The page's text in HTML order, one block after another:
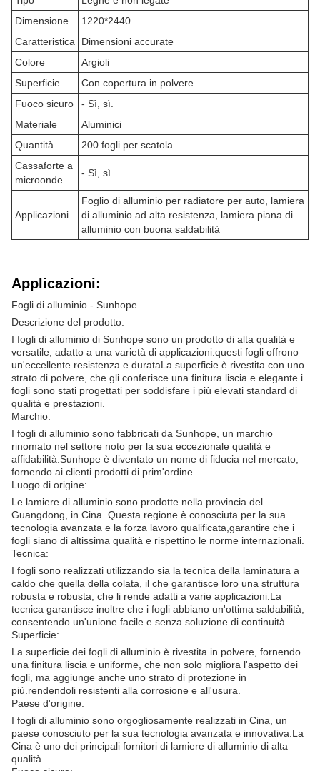
Dimensione
1220*2440
Caratteristica
Dimensioni accurate
Colore
Argioli
Superficie
Con copertura in polvere
Fuoco sicuro
- Sì, sì.
Materiale
Aluminici
Quantità
200 fogli per scatola
Cassaforte a
microonde
- Sì, sì.
Applicazioni
Foglio di alluminio per radiatore per auto, lamiera
di alluminio ad alta resistenza, lamiera piana di
alluminio con buona saldabilità
Applicazioni:
Fogli di alluminio - Sunhope
Descrizione del prodotto:
I fogli di alluminio di Sunhope sono un prodotto di alta qualità e
versatile, adatto a una varietà di applicazioni.questi fogli offrono
un'eccellente resistenza e durataLa superficie è rivestita con uno
strato di polvere, che gli conferisce una finitura liscia e elegante.i
fogli sono stati progettati per soddisfare i più elevati standard di
qualità e prestazioni.
Marchio:
I fogli di alluminio sono fabbricati da Sunhope, un marchio
rinomato nel settore noto per la sua eccezionale qualità e
affidabilità.Sunhope è diventato un nome di fiducia nel mercato,
fornendo ai clienti prodotti di prim'ordine.
Luogo di origine:
Le lamiere di alluminio sono prodotte nella provincia del
Guangdong, in Cina. Questa regione è conosciuta per la sua
tecnologia avanzata e la forza lavoro qualificata,garantire che i
fogli siano di altissima qualità e rispettino le norme internazionali.
Tecnica:
I fogli sono realizzati utilizzando sia la tecnica della laminatura a
caldo che quella della colata, il che garantisce loro una struttura
robusta e robusta, che li rende adatti a varie applicazioni.La
tecnica garantisce inoltre che i fogli abbiano un'ottima saldabilità,
consentendo un'unione facile e senza soluzione di continuità.
Superficie:
La superficie dei fogli di alluminio è rivestita in polvere, fornendo
una finitura liscia e uniforme, che non solo migliora l'aspetto dei
fogli, ma aggiunge anche uno strato di protezione in
più.rendendoli resistenti alla corrosione e all'usura.
Paese d'origine:
I fogli di alluminio sono orgogliosamente realizzati in Cina, un
paese conosciuto per la sua tecnologia avanzata e innovativa.La
Cina è uno dei principali fornitori di lamiere di alluminio di alta
qualità.